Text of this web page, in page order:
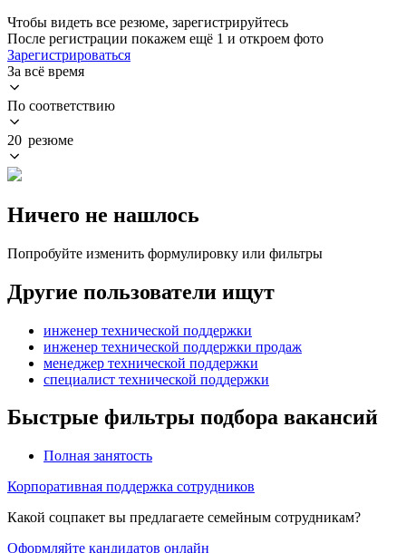
Чтобы видеть все резюме, зарегистрируйтесь
После регистрации покажем ещё 1 и откроем фото
Зарегистрироваться
За всё время
По соответствию
20 резюме
Ничего не нашлось
Попробуйте изменить формулировку или фильтры
Другие пользователи ищут
инженер технической поддержки
инженер технической поддержки продаж
менеджер технической поддержки
специалист технической поддержки
Быстрые фильтры подбора вакансий
Полная занятость
Корпоративная поддержка сотрудников
Какой соцпакет вы предлагаете семейным сотрудникам?
Оформляйте кандидатов онлайн